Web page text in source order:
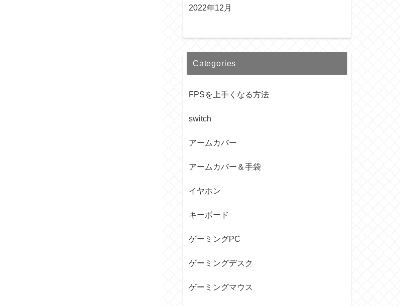
2022年12月
Categories
FPSを上手くなる方法
switch
アームカバー
アームカバー＆手袋
イヤホン
キーボード
ゲーミングPC
ゲーミングデスク
ゲーミングマウス